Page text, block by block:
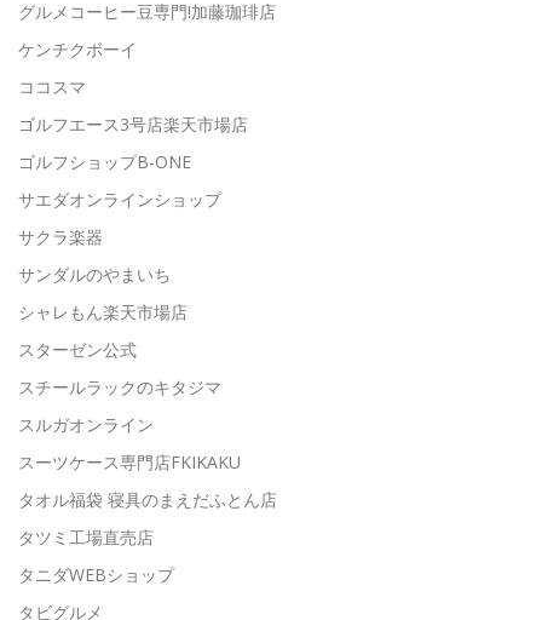
グルメコーヒー豆専門!加藤珈琲店
ケンチクボーイ
ココスマ
ゴルフエース3号店楽天市場店
ゴルフショップB-ONE
サエダオンラインショップ
サクラ楽器
サンダルのやまいち
シャレもん楽天市場店
スターゼン公式
スチールラックのキタジマ
スルガオンライン
スーツケース専門店FKIKAKU
タオル福袋 寝具のまえだふとん店
タツミ工場直売店
タニダWEBショップ
タビグルメ